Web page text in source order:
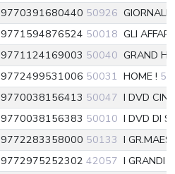
9770391680440 50926
9771594876524 50018 GLI
9771124169003 50040 GRAND
9772499531006 50031 HOME !
9770038156413 50047 I DVD
9770038156383 50010 I DVD DI
9772283358000 50133 I
9772975252302 42057 I GRANDI